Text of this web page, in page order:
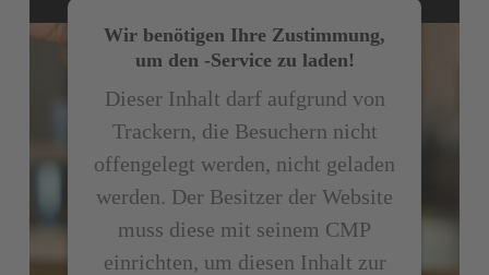
Wir benötigen Ihre Zustimmung,
um den -Service zu laden!
Dieser Inhalt darf aufgrund von
Trackern, die Besuchern nicht
offengelegt werden, nicht geladen
werden. Der Besitzer der Website
muss diese mit seinem CMP
einrichten, um diesen Inhalt zur